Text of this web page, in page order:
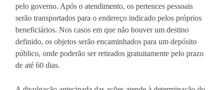
pelo governo. Após o atendimento, os pertences pessoais
serão transportados para o endereço indicado pelos próprios
beneficiários. Nos casos em que não houver um destino
definido, os objetos serão encaminhados para um depósito
público, onde poderão ser retirados gratuitamente pelo prazo
de até 60 dias.